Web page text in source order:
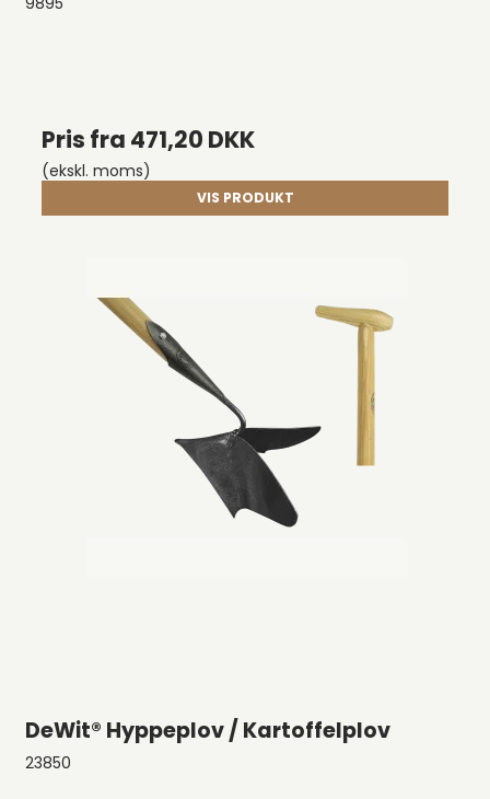
Pris fra 471,20 DKK
(ekskl. moms)
VIS PRODUKT
DeWit® Hyppeplov / Kartoffelplov
23850